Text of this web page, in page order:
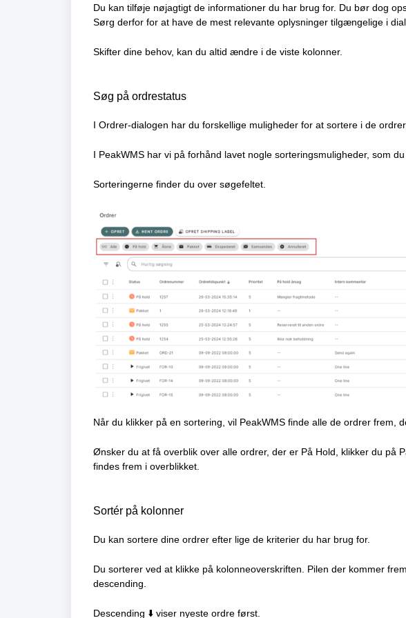
Du kan tilføje nøjagtigt de informationer du har brug for. Du bør dog
Sørg derfor for at have de mest relevante oplysninger tilgængelige i
Skifter dine behov, kan du altid ændre i de viste kolonner.
Søg på ordrestatus
I Ordrer-dialogen har du forskellige muligheder for at sortere i de
I PeakWMS har vi på forhånd lavet nogle sorteringsmuligheder, som du
Sorteringerne finder du over søgefeltet.
Når du klikker på en sortering, vil PeakWMS finde alle de ordrer frem,
Ønsker du at få overblik over alle ordrer, der er På Hold, klikker du på
findes frem i overblikket.
Sortér på kolonner
Du kan sortere dine ordrer efter lige de kriterier du har brug for.
Du sorterer ved at klikke på kolonneoverskriften. Pilen der kommer
descending.
Descending ⬇️ viser nyeste ordre først.